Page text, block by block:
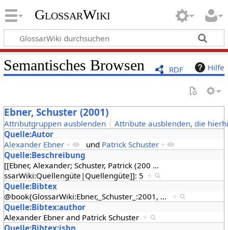
GlossarWiki
RDF Hilfe
Semantisches Browsen
Ebner, Schuster (2001)
Attributgruppen ausblenden
Attribute ausblenden, die
Quelle:Autor
Alexander Ebner + und Patrick Schuster +
Quelle:Beschreibung
[[Ebner, Alexander; Schuster, Patrick (200 …
ssarWiki:Quellengüte|Quellengüte]]: 5 +
Quelle:Bibtex
@book{GlossarWiki:Ebner,_Schuster_:2001, …
+
Quelle:Bibtex:author
Alexander Ebner and Patrick Schuster +
Quelle:Bibtex:isbn